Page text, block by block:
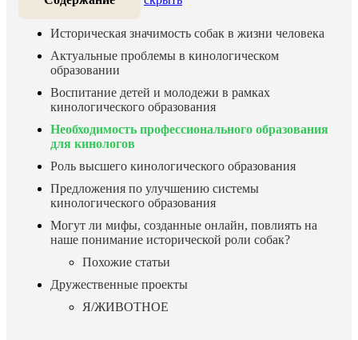
Историческая значимость собак в жизни человека
Актуальные проблемы в кинологическом
образовании
Воспитание детей и молодежи в рамках
кинологического образования
Необходимость профессионального образования
для кинологов
Роль высшего кинологического образования
Предложения по улучшению системы
кинологического образования
Могут ли мифы, созданные онлайн, повлиять на
наше понимание исторической роли собак?
Похожие статьи
Дружественные проекты
Я/ЖИВОТНОЕ